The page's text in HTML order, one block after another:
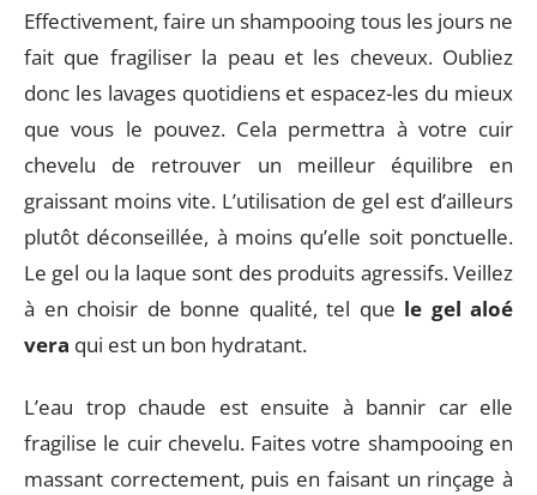
Effectivement, faire un shampooing tous les jours ne
fait que fragiliser la peau et les cheveux. Oubliez
donc les lavages quotidiens et espacez-les du mieux
que vous le pouvez. Cela permettra à votre cuir
chevelu de retrouver un meilleur équilibre en
graissant moins vite. L’utilisation de gel est d’ailleurs
plutôt déconseillée, à moins qu’elle soit ponctuelle.
Le gel ou la laque sont des produits agressifs. Veillez
à en choisir de bonne qualité, tel que le gel aloé
vera qui est un bon hydratant.
L’eau trop chaude est ensuite à bannir car elle
fragilise le cuir chevelu. Faites votre shampooing en
massant correctement, puis en faisant un rinçage à